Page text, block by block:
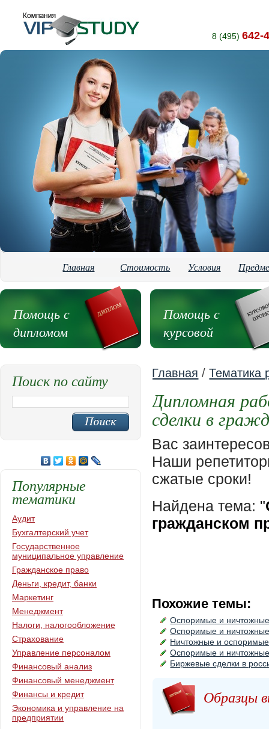
8 (495) 642-
Главная Стоимость Условия
Помощь с
дипломом
Помощь с
курсовой
Главная /Тематика
Дипломная
сделки в
Вас
Наши
сжатые сроки!
Найдена тема: "
гражданском
Похожие темы:
Оспоримые и
Оспоримые и
Ничтожные и
Оспоримые и
Биржевые сделки в
Образцы
Поиск по сайту
Популярные
тематики
Аудит
Бухгалтерский учет
Государственное
муниципальное управление
Гражданское право
Деньги, кредит, банки
Маркетинг
Менеджмент
Налоги, налогообложение
Страхование
Управление персоналом
Финансовый анализ
Финансовый менеджмент
Финансы и кредит
Экономика и управление на
предприятии